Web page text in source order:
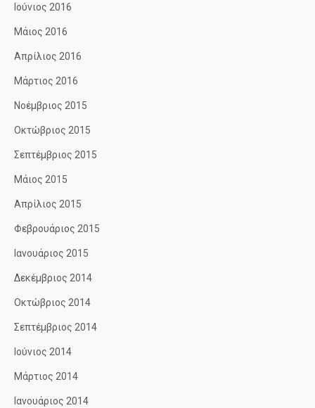
Ιούνιος 2016
Μάιος 2016
Απρίλιος 2016
Μάρτιος 2016
Νοέμβριος 2015
Οκτώβριος 2015
Σεπτέμβριος 2015
Μάιος 2015
Απρίλιος 2015
Φεβρουάριος 2015
Ιανουάριος 2015
Δεκέμβριος 2014
Οκτώβριος 2014
Σεπτέμβριος 2014
Ιούνιος 2014
Μάρτιος 2014
Ιανουάριος 2014